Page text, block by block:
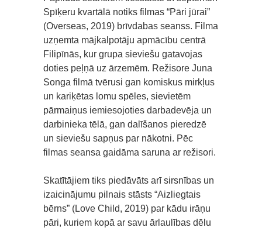
Spīķeru kvartālā notiks filmas “Pāri jūrai”
(Overseas, 2019) brīvdabas seanss. Filma
uzņemta mājkalpotāju apmācību centrā
Filipīnās, kur grupa sieviešu gatavojas
doties peļņā uz ārzemēm. Režisore Juna
Songa filmā tvērusi gan komiskus mirkļus
un kariķētas lomu spēles, sievietēm
pārmaiņus iemiesojoties darbadevēja un
darbinieka tēlā, gan dalīšanos pieredzē
un sieviešu sapņus par nākotni. Pēc
filmas seansa gaidāma saruna ar režisori.
Skatītājiem tiks piedāvāts arī sirsnības un
izaicinājumu pilnais stāsts “Aizliegtais
bērns” (Love Child, 2019) par kādu irāņu
pāri, kuriem kopā ar savu ārlaulības dēlu